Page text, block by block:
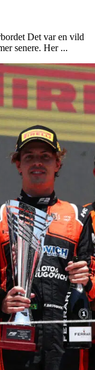
Det var en vild
senere. Her ...